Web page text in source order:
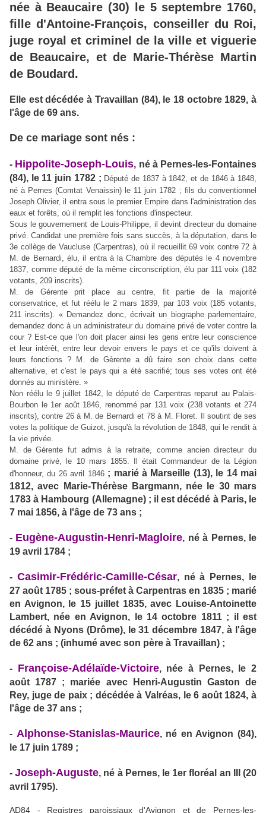
née à Beaucaire (30) le 5 septembre 1760,
fille d'Antoine-François, conseiller du Roi,
juge royal et criminel de la ville et viguerie
de Beaucaire, et de Marie-Thérèse Martin
de Boudard.
Elle est décédée à Travaillan (84), le 18 octobre 1829, à
l'âge de 69 ans.
De ce mariage sont nés :
- Hippolite-Joseph-Louis, né à Pernes-les-Fontaines
(84), le 11 juin 1782 ; Député de 1837 à 1842, et de 1846 à 1848,
né à Pernes (Comtat Venaissin) le 11 juin 1782 ; fils du conventionnel
Joseph Olivier, il entra sous le premier Empire dans l'administration des
eaux et forêts, où il remplit les fonctions d'inspecteur.
Sous le gouvernement de Louis-Philippe, il devint directeur du domaine
privé. Candidat une première fois sans succès, à la députation, dans le
3e collège de Vaucluse (Carpentras), où il recueillit 69 voix contre 72 à
M. de Bernardi, élu, il entra à la Chambre des députés le 4 novembre
1837, comme député de la même circonscription, élu par 111 voix (182
votants, 209 inscrits).
M. de Gérente prit place au centre, fit partie de la majorité
conservatrice, et fut réélu le 2 mars 1839, par 103 voix (185 votants,
211 inscrits). « Demandez donc, écrivait un biographe parlementaire,
demandez donc à un administrateur du domaine privé de voter contre la
cour ? Est-ce que l'on doit placer ainsi les gens entre leur conscience
et leur intérêt, entre leur devoir envers le pays et ce qu'ils doivent à
leurs fonctions ? M. de Gèrente a dû faire son choix dans cette
alternative, et c'est le pays qui a été sacrifié; tous ses votes ont été
donnés au ministère. »
Non réélu le 9 juillet 1842, le député de Carpentras reparut au Palais-
Bourbon le 1er août 1846, renommé par 131 voix (238 votants et 274
inscrits), contre 26 à M. de Bernardi et 78 à M. Floret.
Il soutint de ses
votes la politique de Guizot, jusqu'à la révolution de 1848, qui le rendit à
la vie privée.
M. de Gérente fut admis à la retraite, comme ancien directeur du
domaine privé, le 10 mars 1855.
Il était Commandeur de la Légion
d'honneur, du 26 avril 1846 ; marié à Marseille (13), le 14 mai
1812, avec Marie-Thérèse Bargmann, née le 30 mars
1783 à Hambourg (Allemagne) ; il est décédé à Paris, le
7 mai 1856, à l'âge de 73 ans ;
- Eugène-Augustin-Henri-Magloire, né à Pernes, le
19 avril 1784 ;
- Casimir-Frédéric-Camille-César, né à Pernes, le
27 août 1785 ; sous-préfet à Carpentras en 1835 ; marié
en Avignon, le 15 juillet 1835, avec Louise-Antoinette
Lambert, née en Avignon, le 14 octobre 1811 ; il est
décédé à Nyons (Drôme), le 31 décembre 1847, à l'âge
de 62 ans ; (inhumé avec son père à Travaillan) ;
- Françoise-Adélaïde-Victoire, née à Pernes, le 2
août 1787 ; mariée avec Henri-Augustin Gaston de
Rey, juge de paix ; décédée à Valréas, le 6 août 1824, à
l'âge de 37 ans ;
- Alphonse-Stanislas-Maurice, né en Avignon (84),
le 17 juin 1789 ;
-Joseph-Auguste, né à Pernes, le 1er floréal an III (20
avril 1795).
AD84 - Registres paroissiaux d'Avignon et de Pernes-les-